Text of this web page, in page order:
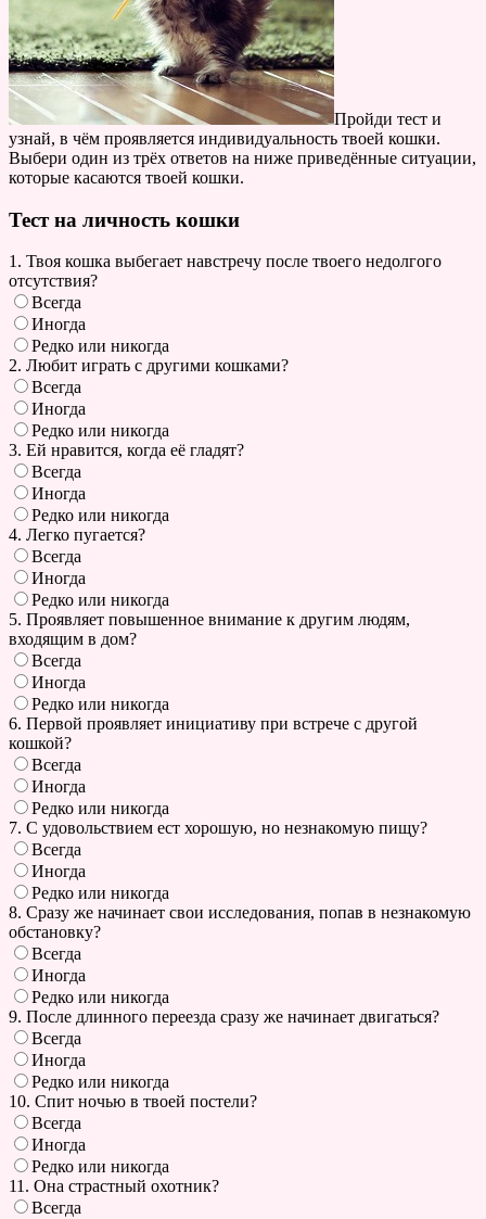
Пройди тест и
узнай, в чём проявляется индивидуальность твоей кошки.
Выбери один из трёх ответов на ниже приведённые ситуации,
которые касаются твоей кошки.
Тест на личность кошки
1. Твоя кошка выбегает навстречу после твоего недолгого
отсутствия?
Всегда
Иногда
Редко или никогда
2. Любит играть с другими кошками?
Всегда
Иногда
Редко или никогда
3. Ей нравится, когда её гладят?
Всегда
Иногда
Редко или никогда
4. Легко пугается?
Всегда
Иногда
Редко или никогда
5. Проявляет повышенное внимание к другим людям,
входящим в дом?
Всегда
Иногда
Редко или никогда
6. Первой проявляет инициативу при встрече с другой
кошкой?
Всегда
Иногда
Редко или никогда
7. С удовольствием ест хорошую, но незнакомую пищу?
Всегда
Иногда
Редко или никогда
8. Сразу же начинает свои исследования, попав в незнакомую
обстановку?
Всегда
Иногда
Редко или никогда
9. После длинного переезда сразу же начинает двигаться?
Всегда
Иногда
Редко или никогда
10. Спит ночью в твоей постели?
Всегда
Иногда
Редко или никогда
11. Она страстный охотник?
Всегда